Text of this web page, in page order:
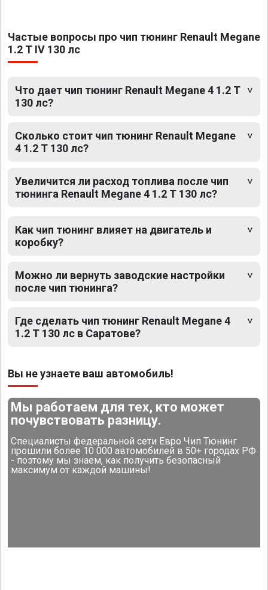
Частые вопросы про чип тюнинг Renault Megane
1.2 T IV 130 лс
Что дает чип тюнинг Renault Megane 4 1.2 T
130 лс?
Сколько стоит чип тюнинг Renault Megane
4 1.2 T 130 лс?
Увеличится ли расход топлива после чип
тюнинга Renault Megane 4 1.2 T 130 лс?
Как чип тюнинг влияет на двигатель и
коробку?
Можно ли вернуть заводские настройки
после чип тюнинга?
Где сделать чип тюнинг Renault Megane 4
1.2 T 130 лс в Саратове?
Вы не узнаете ваш автомобиль!
Мы работаем для тех, кто может
почувствовать разницу.
Специалисты федеральной сети Евро Чип Тюнинг
прошили более 10 000 автомобилей в 50+ городах РФ
- поэтому мы знаем, как получить безопасный
максимум от каждой машины!